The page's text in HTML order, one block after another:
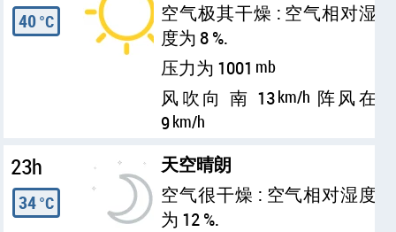
40°C
空气极其干燥 : 空气相对湿
度为 8 %.
压力为 1001 mb
风吹向 南 13km/h 阵风在
9km/h
23h
34°C
天空晴朗
空气很干燥 : 空气相对湿度
为 12 %.